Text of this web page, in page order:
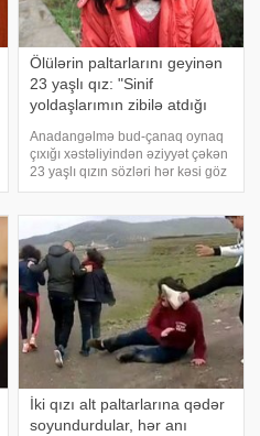
Ölülərin paltarlarını geyinən
23 yaşlı qız: "Sinif
yoldaşlarımın zibilə atdığı
Anadangəlmə bud-çanaq oynaq
çıxığı xəstəliyindən əziyyət çəkən
23 yaşlı qızın sözləri hər kəsi göz
yaşına boğub. -a istinadən xəbər
bildirib ki, ailəsi kasıb olduğu
üçün uşaqlıqdan ölülərin
paltarların
İki qızı alt paltarlarına qədər
soyundurdular, hər anı